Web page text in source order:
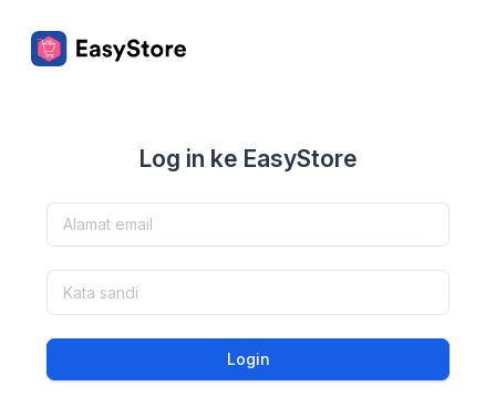
Log in ke EasyStore
Login